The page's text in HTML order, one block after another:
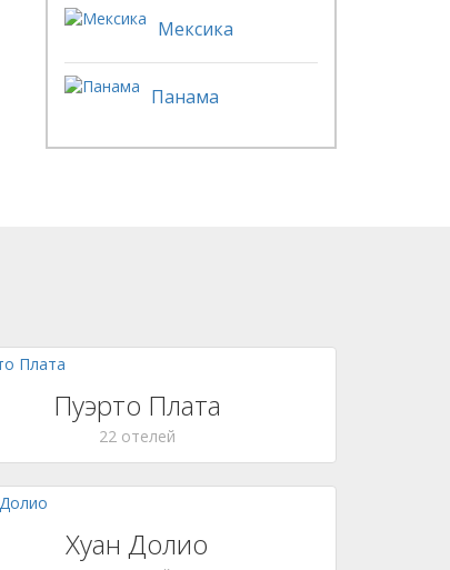
Мексика
Панама
Пуэрто Плата
22 отелей
Хуан Долио